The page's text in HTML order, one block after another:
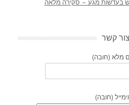
בעדשות מגע – סקירה מלאה
צור קשר
מלא (חובה)
(חובה)